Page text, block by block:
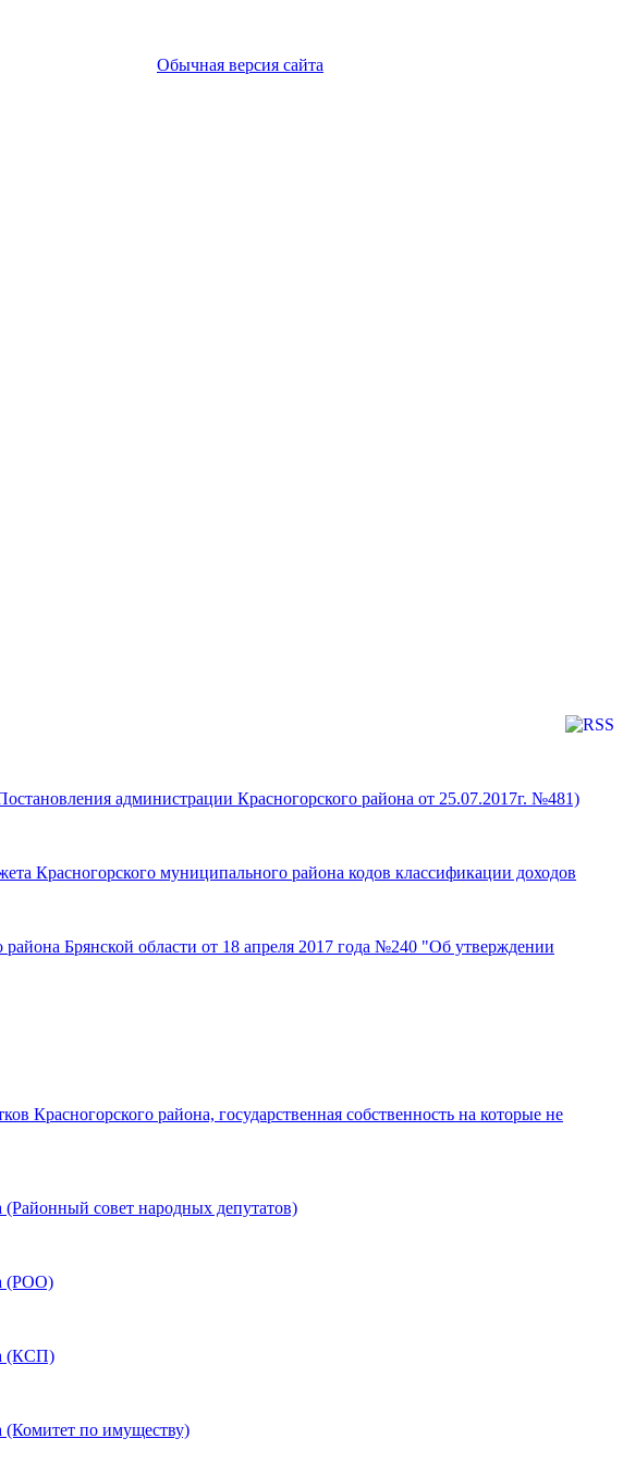
Обычная версия сайта
администрации Красногорского района от 25.07.2017г. №481)
Красногорского муниципального района кодов классификации доходов
Брянской области от 18 апреля 2017 года №240 "Об утверждении
Красногорского района, государственная собственность на которые не
совет народных депутатов)
(РОО)
(КСП)
(Комитет по имуществу)